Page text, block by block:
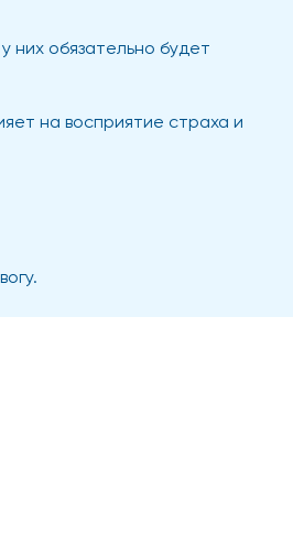
обязательно будет
на восприятие страха и